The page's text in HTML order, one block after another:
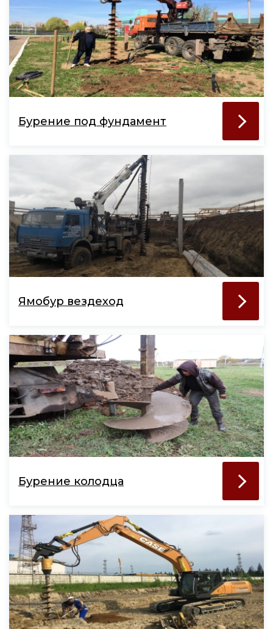
Бурение под фундамент
Ямобур вездеход
Бурение колодца